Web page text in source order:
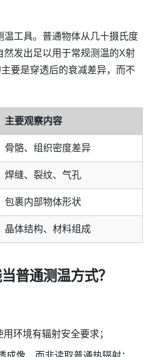
工具。普通物体从几十摄氏度
发出足以用于常规测温的X射
要是穿透后的衰减差异，而不
主要观察内容
骨骼、组织密度差异
焊缝、裂纹、气孔
包裹内部物体形状
晶体结构、材料组成
普通测温方式？
环境有辐射安全要求；